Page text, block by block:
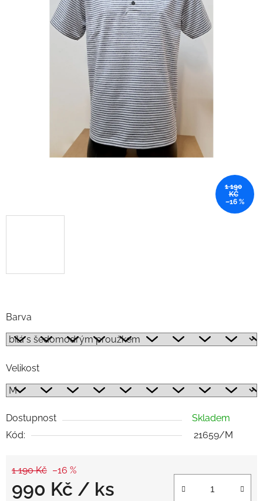
Barva
Velikost
Dostupnost
Skladem
Kód:
21659/M
1 190 Kč –16 %
990 Kč / ks
1 190
KČ
–16 %